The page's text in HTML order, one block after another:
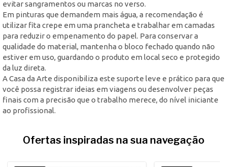
evitar sangramentos ou marcas no verso.
Em pinturas que demandem mais água, a recomendação é
utilizar fita crepe em uma prancheta e trabalhar em camadas
para reduzir o empenamento do papel. Para conservar a
qualidade do material, mantenha o bloco fechado quando não
estiver em uso, guardando o produto em local seco e protegido
da luz direta.
A Casa da Arte disponibiliza este suporte leve e prático para que
você possa registrar ideias em viagens ou desenvolver peças
finais com a precisão que o trabalho merece, do nível iniciante
ao profissional.
Ofertas inspiradas na sua navegação